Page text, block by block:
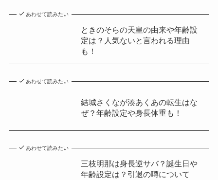
あわせて読みたい
ときのそらの天皇の由来や年齢設
定は？人気ないと言われる理由
も！
あわせて読みたい
結城さくなが湊あくあの転生はな
ぜ？年齢設定や身長体重も！
あわせて読みたい
三枝明那は身長逆サバ？誕生日や
年齢設定は？引退の噂について